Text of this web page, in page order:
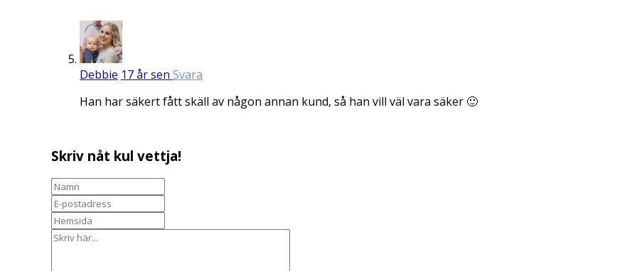
Debbie 17 år sen Svara
Han har säkert fått skäll av någon annan kund, så han vill väl vara säker 🙂
Skriv nåt kul vettja!